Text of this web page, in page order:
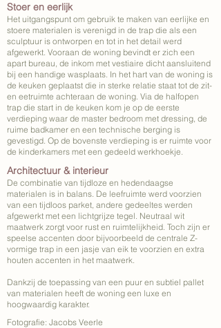
Stoer en eerlijk
Het uitgangspunt om gebruik te maken van eerlijke en
stoere materialen is verenigd in de trap die als een
sculptuur is ontworpen en tot in het detail werd
afgewerkt. Vooraan de woning bevindt er zich een
apart bureau, de inkom met vestiaire dicht aansluitend
bij een handige wasplaats. In het hart van de woning is
de keuken geplaatst die in sterke relatie staat tot de zit-
en eetruimte achteraan de woning. Via de halfopen
trap die start in de keuken kom je op de eerste
verdieping waar de master bedroom met dressing, de
ruime badkamer en een technische berging is
gevestigd. Op de bovenste verdieping is er ruimte voor
de kinderkamers met een gedeeld werkhoekje.
Architectuur & interieur
De combinatie van tijdloze en hedendaagse
materialen is in balans. De leefruimte werd voorzien
van een tijdloos parket, andere gedeeltes werden
afgewerkt met een lichtgrijze tegel. Neutraal wit
maatwerk zorgt voor rust en ruimtelijkheid. Toch zijn er
speelse accenten door bijvoorbeeld de centrale Z-
vormige trap in een jasje van eik te voorzien en extra
houten accenten in het maatwerk.
Dankzij de toepassing van een puur en subtiel pallet
van materialen heeft de woning een luxe en
hoogwaardig karakter.
Fotografie: Jacobs Veerle